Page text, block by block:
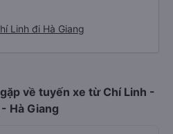
Linh đi Hà Giang
về tuyến xe từ Chí Linh -
Hà Giang